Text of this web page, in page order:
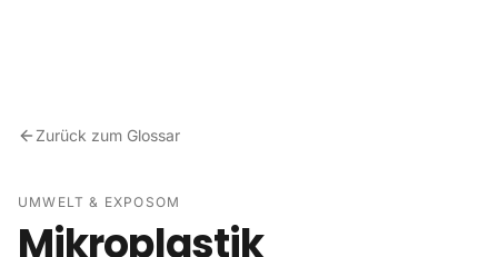
Zurück zum Glossar
UMWELT & EXPOSOM
Mikroplastik